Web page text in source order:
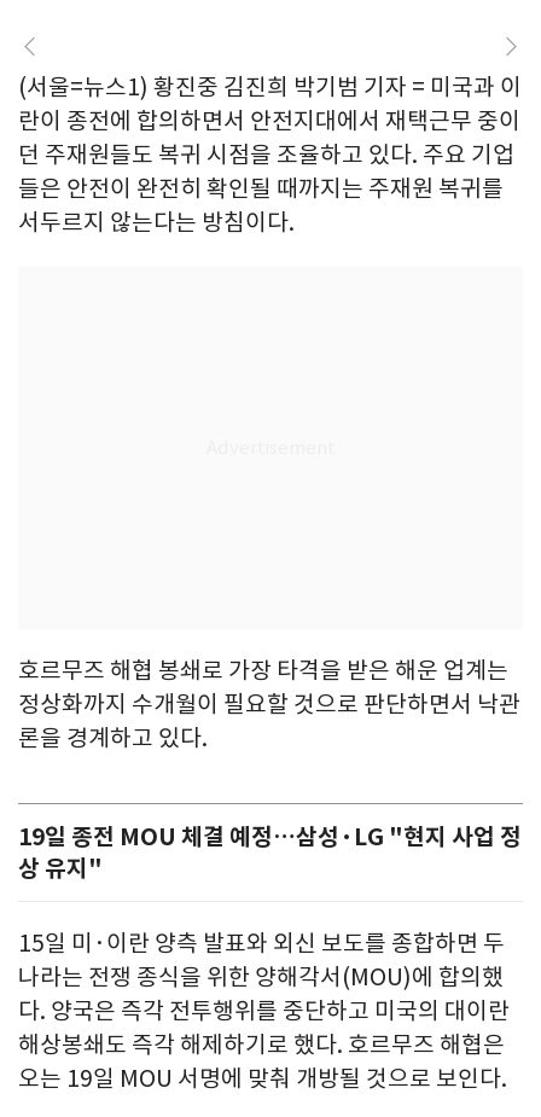
(서울=뉴스1) 황진중 김진희 박기범 기자 = 미국과 이
란이 종전에 합의하면서 안전지대에서 재택근무 중이
던 주재원들도 복귀 시점을 조율하고 있다. 주요 기업
들은 안전이 완전히 확인될 때까지는 주재원 복귀를
서두르지 않는다는 방침이다.
호르무즈 해협 봉쇄로 가장 타격을 받은 해운 업계는
정상화까지 수개월이 필요할 것으로 판단하면서 낙관
론을 경계하고 있다.
19일 종전 MOU 체결 예정…삼성·LG "현지 사업 정
상 유지"
15일 미·이란 양측 발표와 외신 보도를 종합하면 두
나라는 전쟁 종식을 위한 양해각서(MOU)에 합의했
다. 양국은 즉각 전투행위를 중단하고 미국의 대이란
해상봉쇄도 즉각 해제하기로 했다. 호르무즈 해협은
오는 19일 MOU 서명에 맞춰 개방될 것으로 보인다.